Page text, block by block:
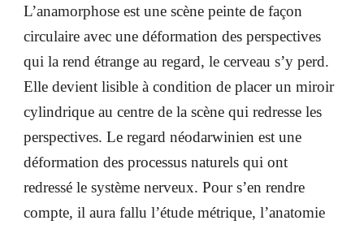
L’anamorphose est une scène peinte de façon
circulaire avec une déformation des perspectives
qui la rend étrange au regard, le cerveau s’y perd.
Elle devient lisible à condition de placer un miroir
cylindrique au centre de la scène qui redresse les
perspectives. Le regard néodarwinien est une
déformation des processus naturels qui ont
redressé le système nerveux. Pour s’en rendre
compte, il aura fallu l’étude métrique, l’anatomie